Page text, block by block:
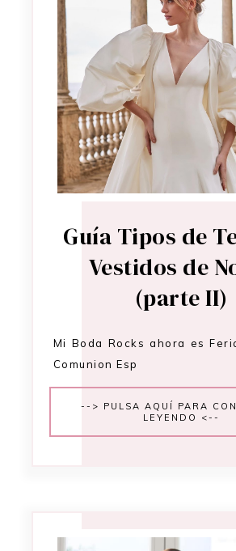
Guía Tipos de
Vestidos de
(parte II)
Mi Boda Rocks ahora es
Comunion Esp
--> PULSA AQUÍ PARA
LEYENDO <--